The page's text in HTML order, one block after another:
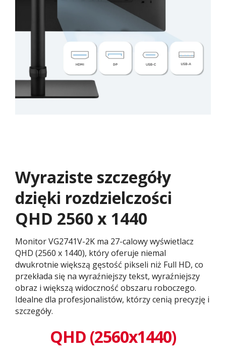
Wyraziste szczegóły
dzięki rozdzielczości
QHD 2560 x 1440
Monitor VG2741V-2K ma 27-calowy wyświetlacz
QHD (2560 x 1440), który oferuje niemal
dwukrotnie większą gęstość pikseli niż Full HD, co
przekłada się na wyraźniejszy tekst, wyraźniejszy
obraz i większą widoczność obszaru roboczego.
Idealne dla profesjonalistów, którzy cenią precyzję i
szczegóły.
QHD (2560x1440)